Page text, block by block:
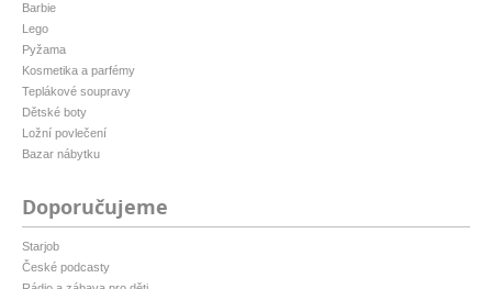
Barbie
Lego
Pyžama
Kosmetika a parfémy
Teplákové soupravy
Dětské boty
Ložní povlečení
Bazar nábytku
Doporučujeme
Starjob
České podcasty